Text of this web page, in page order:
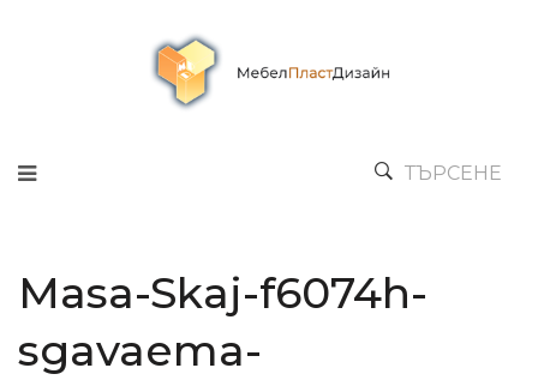
ТЪРСЕНЕ
Masa-Skaj-f6074h-
sgavaema-